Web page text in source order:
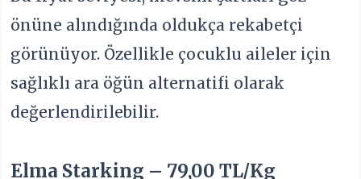
önüne alındığında oldukça rekabetçi
görünüyor. Özellikle çocuklu aileler için
sağlıklı ara öğün alternatifi olarak
değerlendirilebilir.
Elma Starking – 79,00 TL/Kg